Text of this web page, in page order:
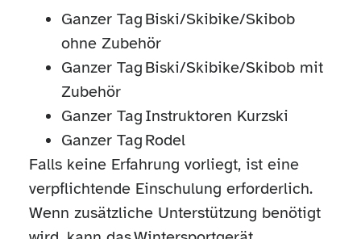
Ganzer Tag Biski/Skibike/Skibob
ohne Zubehör
Ganzer Tag Biski/Skibike/Skibob mit
Zubehör
Ganzer Tag Instruktoren Kurzski
Ganzer Tag Rodel
Falls keine Erfahrung vorliegt, ist eine
verpflichtende Einschulung erforderlich.
Wenn zusätzliche Unterstützung benötigt